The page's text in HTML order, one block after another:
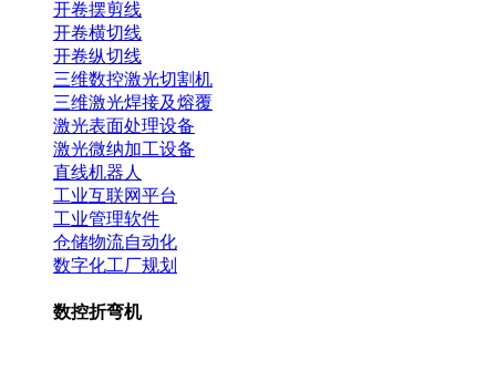
开卷摆剪线
开卷横切线
开卷纵切线
三维数控激光切割机
三维激光焊接及熔覆
激光表面处理设备
激光微纳加工设备
直线机器人
工业互联网平台
工业管理软件
仓储物流自动化
数字化工厂规划
数控折弯机